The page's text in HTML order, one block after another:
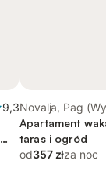
9,3Novalja, Pag
Apartament
taras i ogród
od357 złza noc